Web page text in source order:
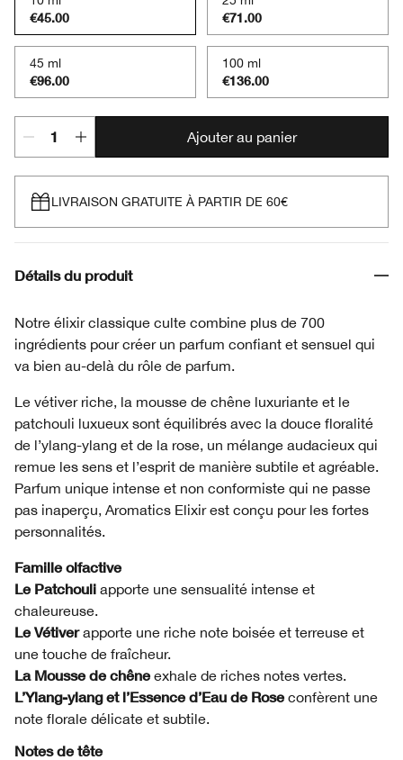
€45.00 €71.00
45 ml
€96.00
100 ml
€136.00
Ajouter au panier
LIVRAISON GRATUITE À PARTIR DE 60€
Détails du produit
Notre élixir classique culte combine plus de 700
ingrédients pour créer un parfum confiant et sensuel qui
va bien au-delà du rôle de parfum.
Le vétiver riche, la mousse de chêne luxuriante et le
patchouli luxueux sont équilibrés avec la douce floralité
de l’ylang-ylang et de la rose, un mélange audacieux qui
remue les sens et l’esprit de manière subtile et agréable.
Parfum unique intense et non conformiste qui ne passe
pas inaperçu, Aromatics Elixir est conçu pour les fortes
personnalités.
Famille olfactive
Le Patchouli apporte une sensualité intense et
chaleureuse.
Le Vétiverapporte une riche note boisée et terreuse et
une touche de fraîcheur.
La Mousse de chêneexhale de riches notes vertes.
L’Ylang-ylang et l’Essence d’Eau de Roseconfèrent une
note florale délicate et subtile.
Notes de tête